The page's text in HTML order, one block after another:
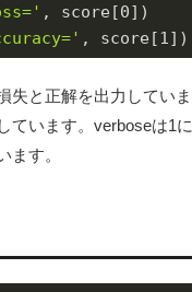
, score[0])
, score[1])
失と正解を出力してい
ています。verboseは1
ます。